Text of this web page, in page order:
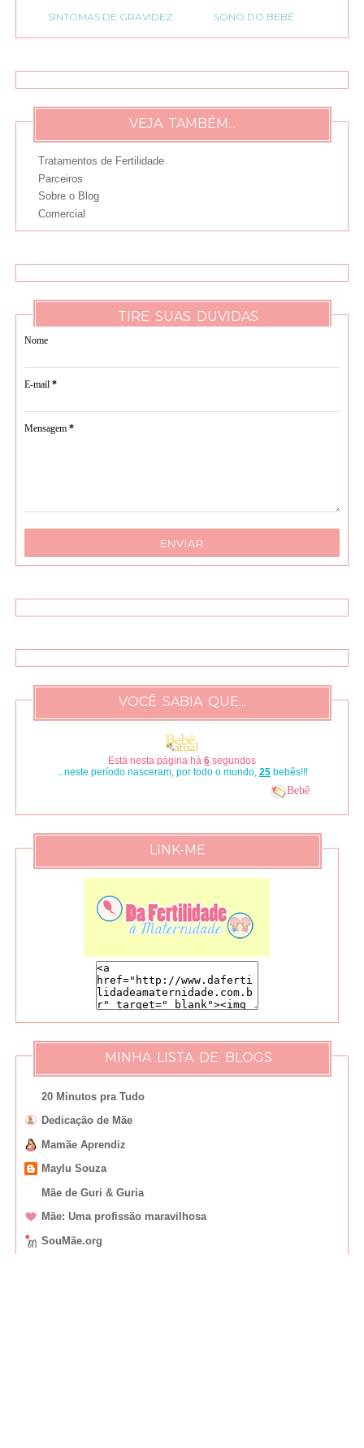
SINTOMAS DE GRAVIDEZ
SONO DO BEBÊ
VEJA TAMBÉM...
Tratamentos de Fertilidade
Parceiros
Sobre o Blog
Comercial
TIRE SUAS DUVIDAS
Nome
E-mail*
Mensagem*
VOCÊ SABIA QUE...
Está nesta página há8 segundos
...neste período nasceram, por todo o mundo, 33bebês!!!
Bebê
LINK-ME
MINHA LISTA DE BLOGS
20 Minutos pra Tudo
Dedicação de Mãe
Mamãe Aprendiz
Maylu Souza
Mãe de Guri & Guria
Mãe: Uma profissão maravilhosa
SouMãe.org